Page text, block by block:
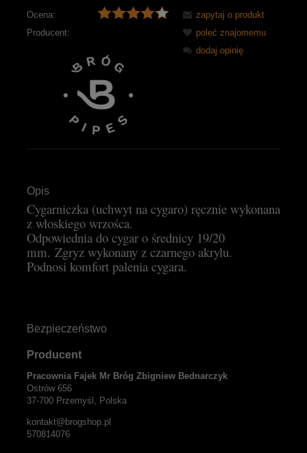
Ocena:
Producent:
zapytaj o produkt
poleć znajomemu
dodaj opinię
Opis
Cygarniczka (uchwyt na cygaro) ręcznie wykonana
z włoskiego wrzośca.
Odpowiednia do cygar o średnicy 19/20
mm. Zgryz wykonany z czarnego akrylu.
Podnosi komfort palenia cygara.
Bezpieczeństwo
Producent
Pracownia Fajek Mr Bróg Zbigniew Bednarczyk
Ostrów 656
37-700 Przemyśl, Polska
kontakt@brogshop.pl
570814076